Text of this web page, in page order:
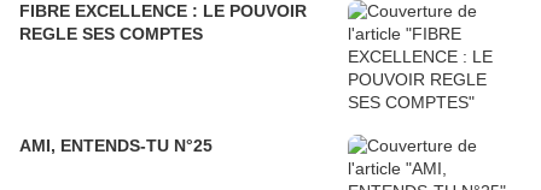
FIBRE EXCELLENCE : LE POUVOIR
REGLE SES COMPTES
AMI, ENTENDS-TU N°25